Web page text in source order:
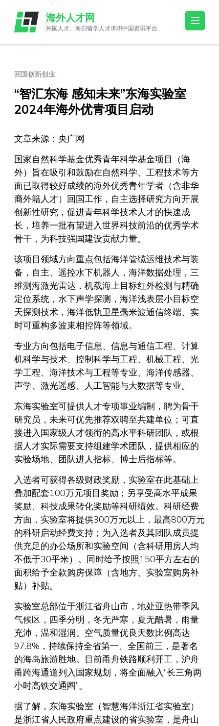
content
(Press
海外人才网
外国人才、海归留学人才求职中国资讯平台
回国创新创业
“智汇东海 感知未来”东海实验室
2024年海外优青项目启动
文章来源：央广网
国家自然科学基金优秀青年科学基金项目（海
外）旨在吸引和鼓励在自然科学、工程技术等方
面已取得较好成绩的海外优秀青年学者（含非华
裔外籍人才）回国工作，自主选择研究方向开展
创新性研究，促进青年科学技术人才的快速成
长，培养一批有望进入世界科技前沿的优秀学术
骨干，为科技强国建设贡献力量。
该项目领域方向重点包括海洋管缆运维技术与装
备，自主、遥控水下机器人，海洋数据处理，三
维测海激光雷达，机载海上目标红外检测与精确
定位系统，水下声学探测，海洋浅表层小目标空
天探测技术，海洋低轨卫星毫米波通信终端、实
时可重构多波束相控阵等领域。
专业方向包括电子信息、信息与通信工程、计算
机科学与技术、控制科学与工程、机械工程、光
学工程、海洋技术与工程等专业、海洋传感器、
声学、激光遥感、人工智能与大数据等专业。
东海实验室可提供人才专项事业编制，聘为骨干
研究员，未来可优先推荐双聘至共建单位；可直
接进入国家级人才领衔的高水平科研团队，或根
据人才实际需要支持组建学术团队，提供相应的
实验场地、团队进人指标、博士后指标等。
入选者可获得各级财政奖励，实验室在此基础上
叠加配套100万元项目奖励；另享受高水平成果
奖励、科技成果转化奖励等科研绩效。科研经费
方面，实验室将提供300万元以上，最高800万元
的科研启动经费支持；为入选者及其团队成员提
供充足的办公场所和实验空间（含科研用房人均
不低于30平米）。同时给予按照150平方左右的
面积给予全款购房保障（含地方、实验室购房补
贴）补贴。
实验室总部位于浙江省舟山市，地处亚热带季风
气候区，四季分明，冬无严寒，夏无酷暑，雨量
充沛，温和湿润。空气质量优良天数比例高达
97.8%，持续保持全省第一、全国前三，是著名
的海岛旅游胜地。目前甬舟铁路顺利开工，沪舟
甬跨海通道列入国家规划，将全面融入“长三角两
小时高铁交通圈”。
据了解，东海实验室（智慧海洋浙江省实验室）
是浙江省人民政府重点建设的省实验室，是舟山